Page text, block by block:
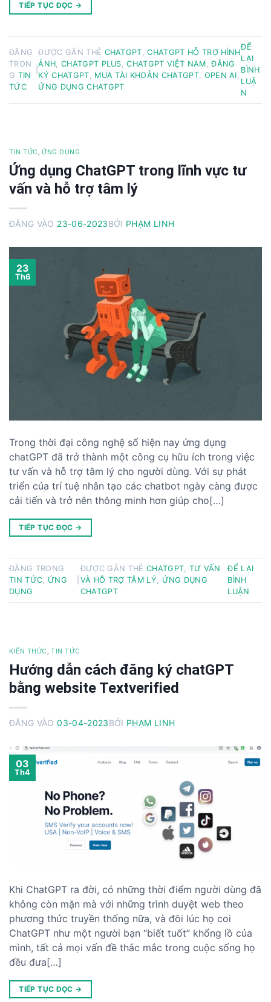
TIẾP TỤC ĐỌC →
ĐĂNG
TRON
G TIN
TỨC
|
ĐƯỢC GẮN THẺ CHATGPT,CHATGPT HỖ TRỢ HÌNH
ẢNH, CHATGPT PLUS,CHATGPT VIỆT NAM,ĐĂNG
KÝ CHATGPT, MUA TÀI KHOẢN CHATGPT, OPEN AI,
ỨNG DỤNG CHATGPT
ĐỂ
LẠI
BÌNH
LUẬ
N
TIN TỨC , ỨNG DỤNG
Ứng dụng ChatGPT trong lĩnh vực tư
vấn và hỗ trợ tâm lý
ĐĂNG VÀO 23-06-2023BỞI PHẠM LINH
23
Th6
Trong thời đại công nghệ số hiện nay ứng dụng
chatGPT đã trở thành một công cụ hữu ích trong việc
tư vấn và hỗ trợ tâm lý cho người dùng. Với sự phát
triển của trí tuệ nhân tạo các chatbot ngày càng được
cải tiến và trở nên thông minh hơn giúp cho[…]
TIẾP TỤC ĐỌC →
ĐĂNG TRONG
TIN TỨC, ỨNG
DỤNG
ĐƯỢC GẮN THẺ CHATGPT, TƯ VẤN
VÀ HỖ TRỢ TÂM LÝ, ỨNG DỤNG
CHATGPT
ĐỂ LẠI
BÌNH
LUẬN
KIẾN THỨC ,TIN TỨC
Hướng dẫn cách đăng ký chatGPT
bằng website Textverified
ĐĂNG VÀO03-04-2023BỞI PHẠM LINH
03
Th4
Khi ChatGPT ra đời, có những thời điểm người dùng đã
không còn mặn mà với những trình duyệt web theo
phương thức truyền thống nữa, và đôi lúc họ coi
ChatGPT như một người bạn “biết tuốt” khổng lồ của
mình, tất cả mọi vấn đề thắc mắc trong cuộc sống họ
đều đưa[…]
TIẾP TỤC ĐỌC →